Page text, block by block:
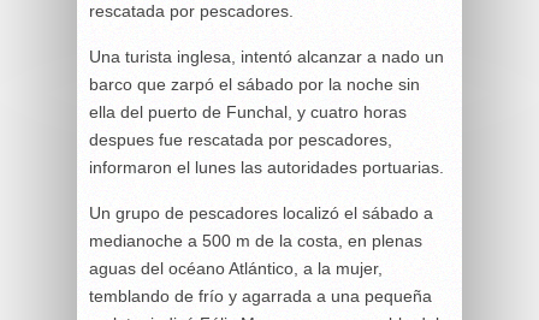
rescatada por pescadores.
Una turista inglesa, intentó alcanzar a nado un
barco que zarpó el sábado por la noche sin
ella del puerto de Funchal, y cuatro horas
despues fue rescatada por pescadores,
informaron el lunes las autoridades portuarias.
Un grupo de pescadores localizó el sábado a
medianoche a 500 m de la costa, en plenas
aguas del océano Atlántico, a la mujer,
temblando de frío y agarrada a una pequeña